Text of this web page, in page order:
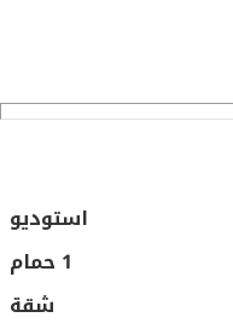
استوديو
1 حمام
شقة